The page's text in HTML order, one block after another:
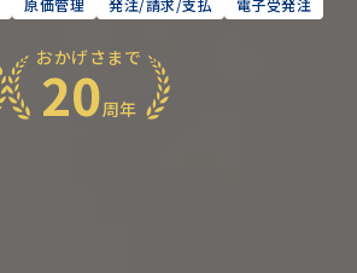
原価管理 発注/請求/支払 電子受発注
おかげさまで
20周年